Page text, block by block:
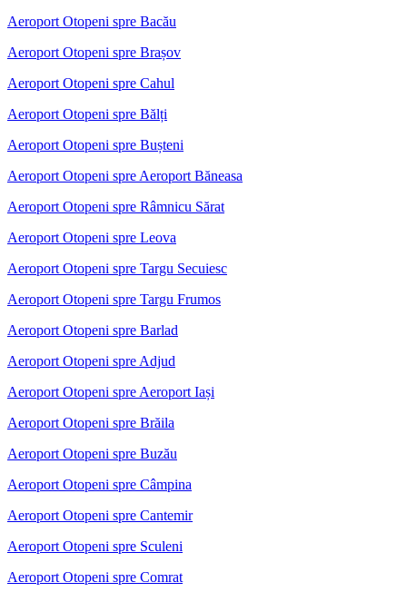
Aeroport Otopeni spre Bacău
Aeroport Otopeni spre Brașov
Aeroport Otopeni spre Cahul
Aeroport Otopeni spre Bălți
Aeroport Otopeni spre Bușteni
Aeroport Otopeni spre Aeroport Băneasa
Aeroport Otopeni spre Râmnicu Sărat
Aeroport Otopeni spre Leova
Aeroport Otopeni spre Targu Secuiesc
Aeroport Otopeni spre Targu Frumos
Aeroport Otopeni spre Barlad
Aeroport Otopeni spre Adjud
Aeroport Otopeni spre Aeroport Iași
Aeroport Otopeni spre Brăila
Aeroport Otopeni spre Buzău
Aeroport Otopeni spre Câmpina
Aeroport Otopeni spre Cantemir
Aeroport Otopeni spre Sculeni
Aeroport Otopeni spre Comrat